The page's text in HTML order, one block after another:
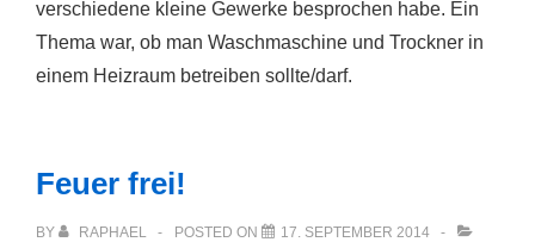
verschiedene kleine Gewerke besprochen habe. Ein
Thema war, ob man Waschmaschine und Trockner in
einem Heizraum betreiben sollte/darf.
Feuer frei!
BY RAPHAEL POSTED ON
17. SEPTEMBER 2014